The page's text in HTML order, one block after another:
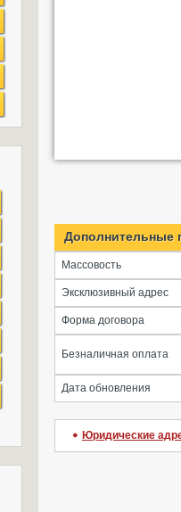
Дополнительные
Массовость
Эксклюзивный адрес
Форма договора
Безналичная оплата
Дата обновления
Юридические